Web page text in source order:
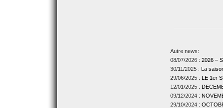
Autre news:
08/07/2026 : 2026 –
30/11/2025 : La
29/06/2025 : LE 1er
12/01/2025 :
09/12/2024 :
29/10/2024 :